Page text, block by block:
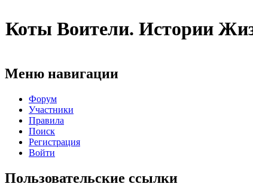
Коты Воители. Истории
Меню навигации
Форум
Участники
Правила
Поиск
Регистрация
Войти
Пользовательские ссылки